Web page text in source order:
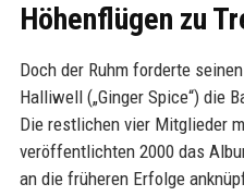
Höhenflügen zu
Doch der Ruhm forderte
Halliwell („Ginger Spice“) die
Die restlichen vier Mitglieder
veröffentlichten 2000 das
an die früheren Erfolge